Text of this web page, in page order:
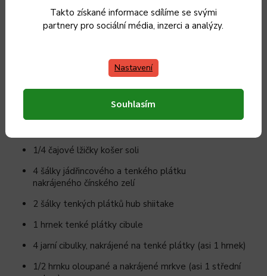
Takto získané informace sdílíme se svými
partnery pro sociální média, inzerci a analýzy.
Nastavení
Souhlasím
pouličním jídlem, které se připravuje za pouhých 20 minut.
sušených ramen nudlí
2 balení(110 g) mražených ramen nudlí
rostlinného oleje, rozdělené
1/4 čajové lžičky košer soli
4 šálky jádřincového a tenkého plátku
nakrájeného čínského zelí
2 šálky tenkých plátků hub shiitake
1 hrnek tenké plátky cibule
4 jarní cibulky, nakrájené na tenké plátky (asi 1 hrnek)
1/2 hrnku oloupané a nakrájené mrkve (asi 1 střední